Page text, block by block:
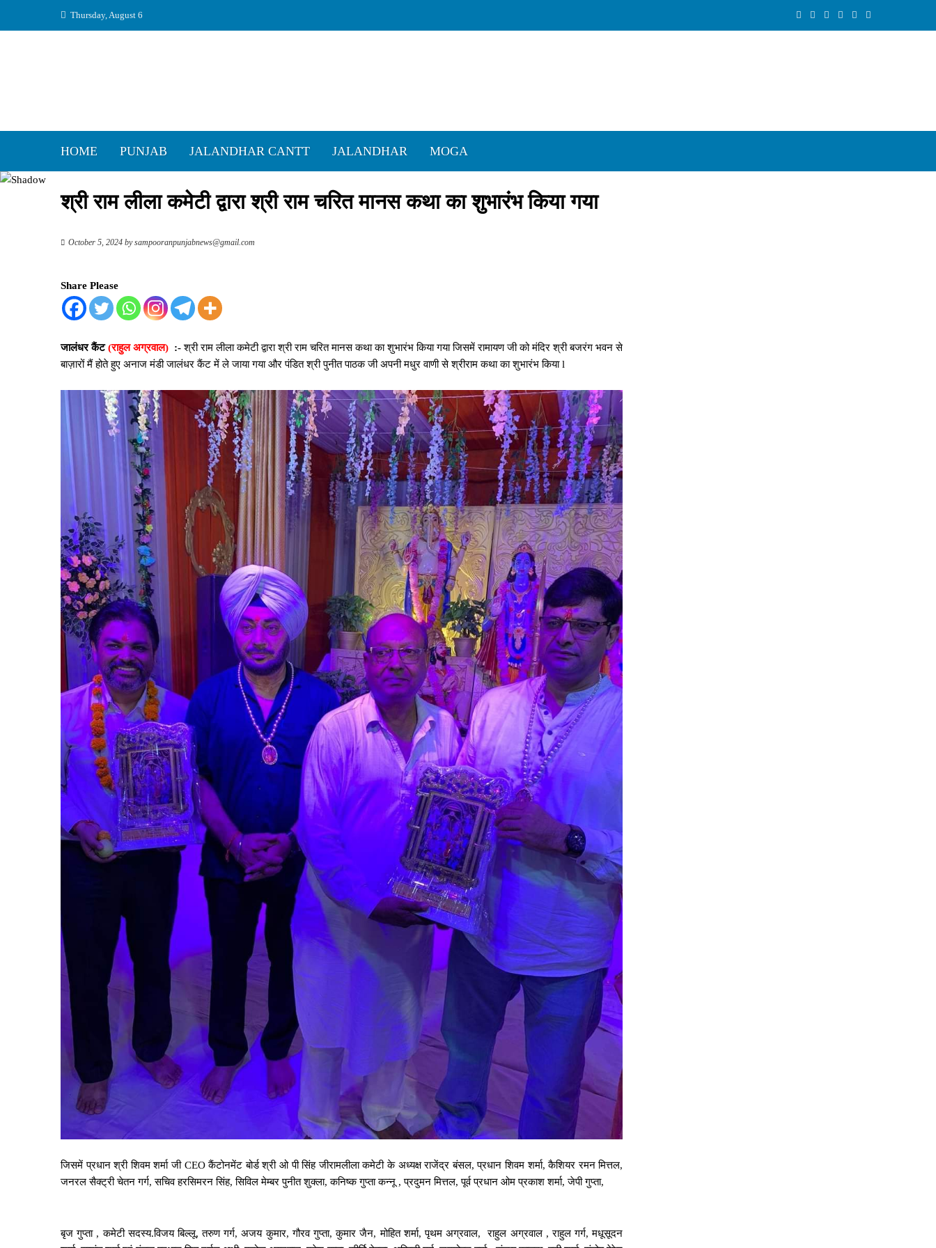
Thursday, August 6
HOME PUNJAB JALANDHAR CANTT JALANDHAR MOGA
श्री राम लीला कमेटी द्वारा श्री राम चरित मानस कथा का शुभारंभ किया गया
October 5, 2024 bysampooranpunjabnews@gmail.com
Share Please
जालंधर कैंट(राहुल अग्रवाल) :-श्री राम लीला कमेटी द्वारा श्री राम चरित मानस कथा का शुभारंभ किया गया जिसमें रामायण जी को मंदिर श्री बजरंग भवन से
बाज़ारों मैं होते हुए अनाज मंडी जालंधर कैंट में ले जाया गया और पंडित श्री पुनीत पाठक जी अपनी मधुर वाणी से श्रीराम कथा का शुभारंभ किया l
जिसमें प्रधान श्री शिवम शर्मा जी CEO कैंटोनमेंट बोर्ड श्री ओ पी सिंह जीरामलीला कमेटी के अध्यक्ष राजेंद्र बंसल, प्रधान शिवम शर्मा, कैशियर रमन मित्तल,
जनरल सैक्ट्री चेतन गर्ग, सचिव हरसिमरन सिंह, सिविल मेम्बर पुनीत शुक्ला, कनिष्क गुप्ता कन्नू , प्रदुमन मित्तल, पूर्व प्रधान ओम प्रकाश शर्मा, जेपी गुप्ता,
बृज गुप्ता , कमेटी सदस्य.विजय बिल्लू, तरुण गर्ग, अजय कुमार, गौरव गुप्ता, कुमार जैन, मोहित शर्मा, पृथम अग्रवाल, राहुल अग्रवाल , राहुल गर्ग, मधूसूदन